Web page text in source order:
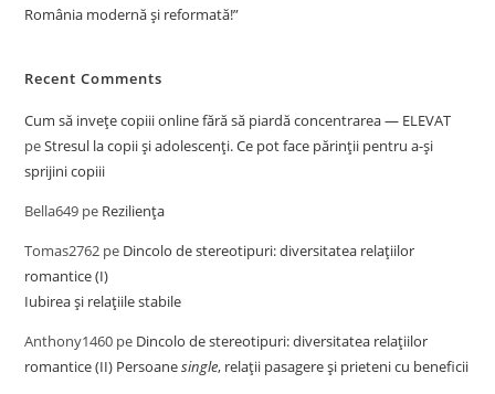
România modernă și reformată!”
Recent Comments
Cum să invețe copiii online fără să piardă concentrarea — ELEVAT
peStresul la copii și adolescenți. Ce pot face părinții pentru a-și
sprijini copiii
Bella649 pe Reziliența
Tomas2762 pe Dincolo de stereotipuri: diversitatea relațiilor
romantice (I)
Iubirea și relațiile stabile
Anthony1460 pe Dincolo de stereotipuri: diversitatea relațiilor
romantice (II) Persoanesingle, relații pasagere și prieteni cu beneficii